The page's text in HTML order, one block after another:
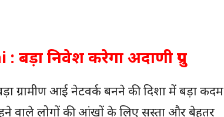
निवेश करेगा अदाणी ग्रुप
ग्रामीण आई नेटवर्क बनने की दिशा में बड़ा कदम
वाले लोगों की आंखों के लिए सस्ता और बेहतर